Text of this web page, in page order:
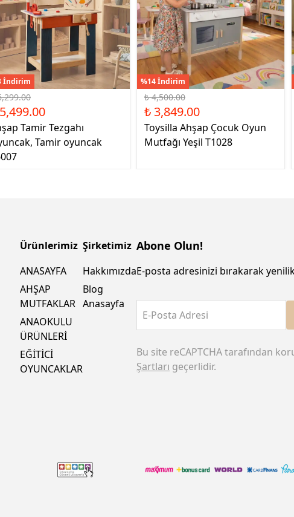
İndirim
Tamir Tezgahı
Tamir oyuncak
%14 İndirim
₺ 4,500.00
₺ 3,849.00
Toysilla Ahşap Çocuk Oyun
Mutfağı Yeşil T1028
Ürünlerimiz
ANASAYFA
AHŞAP
MUTFAKLAR
ANAOKULU
ÜRÜNLERİ
EĞİTİCİ
OYUNCAKLAR
Şirketimiz
Hakkımızda
Blog
Anasayfa
Abone Olun!
E-posta adresinizi bırakarak
E-Posta Adresi
Bu site reCAPTCHA tarafından
Şartları geçerlidir.